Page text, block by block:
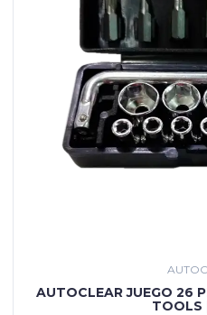
AUTOCLEAR JUEGO 26
TOOLS